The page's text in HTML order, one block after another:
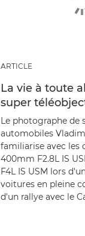
ARTICLE
La vie à toute
super
Le photographe de
automobiles
familiarise avec les
400mm F2.8L IS
F4L IS USM lors
voitures en pleine
d'un rallye avec le